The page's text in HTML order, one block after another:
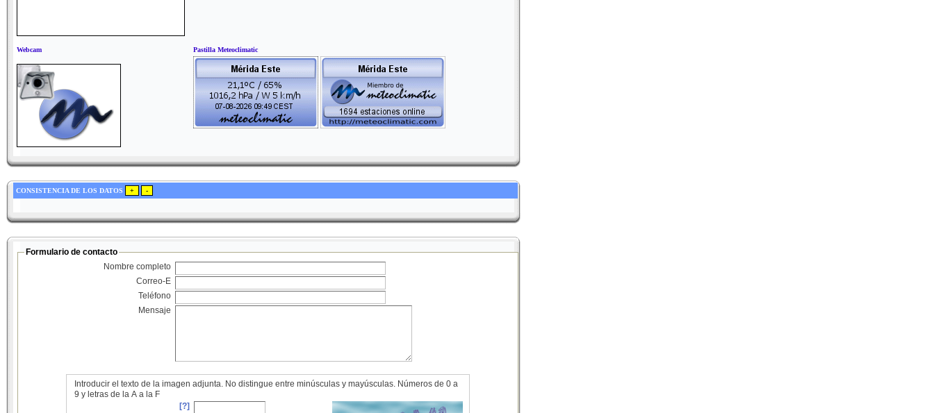
Webcam Pastilla Meteoclimatic
CONSISTENCIA DE LOS DATOS
Formulario de contacto
Nombre completo
Correo-E
Teléfono
Mensaje
Introducir el texto de la imagen adjunta. No distingue entre minúsculas y mayúsculas. Números de 0 a
9 y letras de la A a la F
[?]